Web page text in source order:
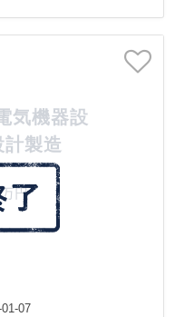
気機器設
計製造
円
07